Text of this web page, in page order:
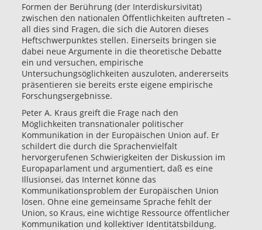
Formen der Berührung (der Interdiskursivität)
zwischen den nationalen Öffentlichkeiten auftreten –
all dies sind Fragen, die sich die Autoren dieses
Heftschwerpunktes stellen. Einerseits bringen sie
dabei neue Argumente in die theoretische Debatte
ein und versuchen, empirische
Untersuchungsöglichkeiten auszuloten, andererseits
präsentieren sie bereits erste eigene empirische
Forschungsergebnisse.
Peter A. Kraus greift die Frage nach den
Möglichkeiten transnationaler politischer
Kommunikation in der Europäischen Union auf. Er
schildert die durch die Sprachenvielfalt
hervorgerufenen Schwierigkeiten der Diskussion im
Europaparlament und argumentiert, daß es eine
Illusionsei, das Internet könne das
Kommunikationsproblem der Europäischen Union
lösen. Ohne eine gemeinsame Sprache fehlt der
Union, so Kraus, eine wichtige Ressource öffentlicher
Kommunikation und kollektiver Identitätsbildung.